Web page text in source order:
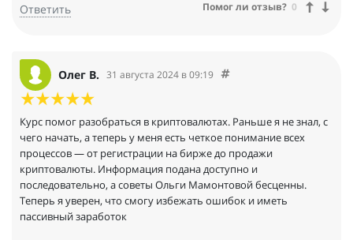
Ответить Помог ли отзыв? 0
Олег В. 31 августа 2024 в 09:19
Курс помог разобраться в криптовалютах. Раньше я не знал, с
чего начать, а теперь у меня есть четкое понимание всех
процессов — от регистрации на бирже до продажи
криптовалюты. Информация подана доступно и
последовательно, а советы Ольги Мамонтовой бесценны.
Теперь я уверен, что смогу избежать ошибок и иметь
пассивный заработок